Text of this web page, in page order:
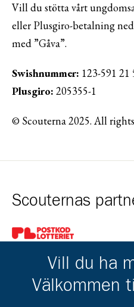
Vill du stötta vårt
eller Plusgiro-betalning
med ”Gåva”.
Swishnummer: 123-591 21
Plusgiro: 205355-1
© Scouterna 2025. All
Scouternas
Gå till pl_50
Vill du ha
Välkommen